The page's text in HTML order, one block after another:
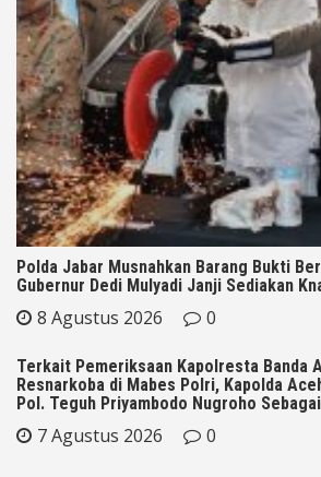
Polda Jabar Musnahkan Barang Bukti
Gubernur Dedi Mulyadi Janji Sediakan
8 Agustus 2026 0
Terkait Pemeriksaan Kapolresta Banda
Resnarkoba di Mabes Polri, Kapolda
Pol. Teguh Priyambodo Nugroho
7 Agustus 2026 0